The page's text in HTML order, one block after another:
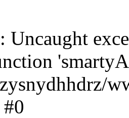
: Uncaught